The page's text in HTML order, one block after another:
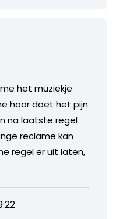
het muziekje
hoor doet het pijn
na laatste regel
reclame kan
regel er uit laten,